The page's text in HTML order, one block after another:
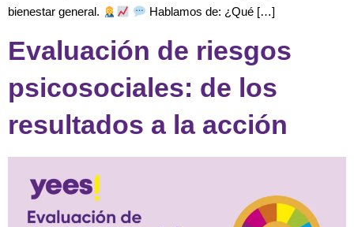
bienestar general.
Hablamos de: ¿Qué […]
Evaluación de riesgos
psicosociales: de los
resultados a la acción